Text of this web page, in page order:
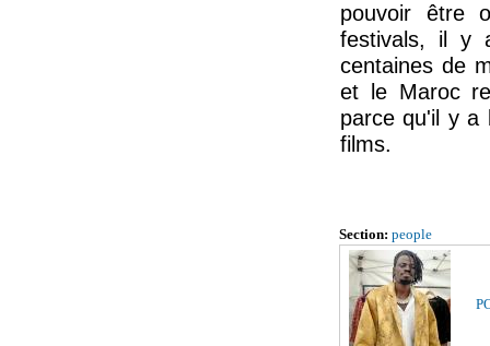
pouvoir être
festivals, il y
centaines de
et le Maroc
parce qu'il y a
films.
Section: people